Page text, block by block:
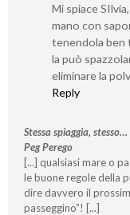
Mi spiace
mano con
tenendola ben
la può
eliminare la
Reply
Stessa spiaggia,
Peg Perego
[...] qualsiasi mare o
le buone regole della
dire davvero il
passeggino”! [...]